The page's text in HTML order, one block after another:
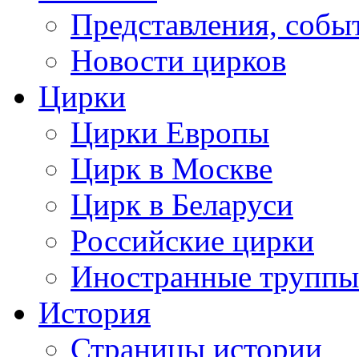
Представления,
Новости цирков
Цирки
Цирки Европы
Цирк в Москве
Цирк в Беларуси
Российские цирки
Иностранные труппы
История
Страницы истории